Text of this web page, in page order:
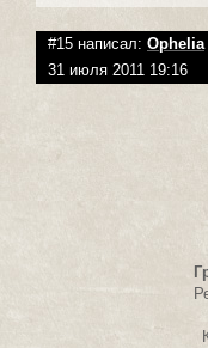
#15 написал: Ophelia
31 июля 2011 19:16